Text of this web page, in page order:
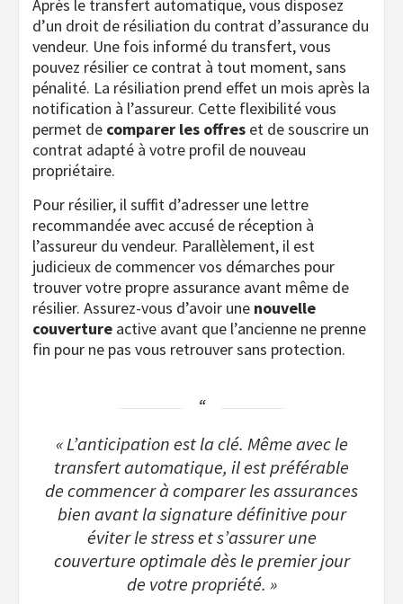
Après le transfert automatique, vous disposez
d’un droit de résiliation du contrat d’assurance du
vendeur. Une fois informé du transfert, vous
pouvez résilier ce contrat à tout moment, sans
pénalité. La résiliation prend effet un mois après la
notification à l’assureur. Cette flexibilité vous
permet de comparer les offres et de souscrire un
contrat adapté à votre profil de nouveau
propriétaire.
Pour résilier, il suffit d’adresser une lettre
recommandée avec accusé de réception à
l’assureur du vendeur. Parallèlement, il est
judicieux de commencer vos démarches pour
trouver votre propre assurance avant même de
résilier. Assurez-vous d’avoir une nouvelle
couverture active avant que l’ancienne ne prenne
fin pour ne pas vous retrouver sans protection.
« L’anticipation est la clé. Même avec le
transfert automatique, il est préférable
de commencer à comparer les assurances
bien avant la signature définitive pour
éviter le stress et s’assurer une
couverture optimale dès le premier jour
de votre propriété. »